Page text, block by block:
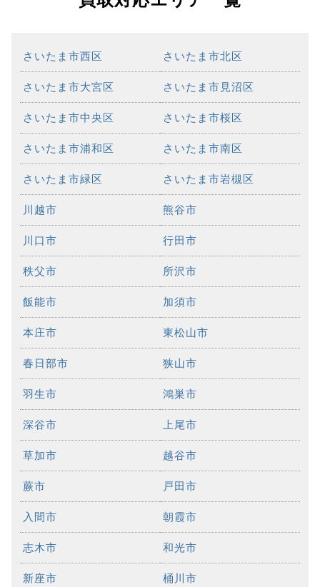
さいたま市西区 さいたま市北区
さいたま市大宮区 さいたま市見沼区
さいたま市中央区 さいたま市桜区
さいたま市浦和区 さいたま市南区
さいたま市緑区 さいたま市岩槻区
川越市 熊谷市
川口市 行田市
秩父市 所沢市
飯能市 加須市
本庄市 東松山市
春日部市 狭山市
羽生市 鴻巣市
深谷市 上尾市
草加市 越谷市
蕨市 戸田市
入間市 朝霞市
志木市 和光市
新座市 桶川市